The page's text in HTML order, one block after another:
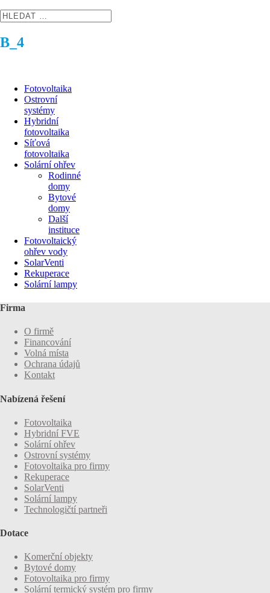
B_4
Fotovoltaika
Ostrovní
systémy
Hybridní
fotovoltaika
Síťová
fotovoltaika
Solární ohřev
Rodinné
domy
Bytové
domy
Další
instituce
Fotovoltaický
ohřev vody
SolarVenti
Rekuperace
Solární lampy
Firma
O firmě
Financování
Volná místa
Ochrana údajů
Kontakt
Nabízená řešení
Fotovoltaika
Hybridní FVE
Solární ohřev
Ostrovní systémy
Fotovoltaika pro firmy
Rekuperace
SolarVenti
Solární lampy
Technologičtí partneři
Dotace
Komerční objekty
Bytové domy
Fotovoltaika pro firmy
Solární termický systém pro firmy